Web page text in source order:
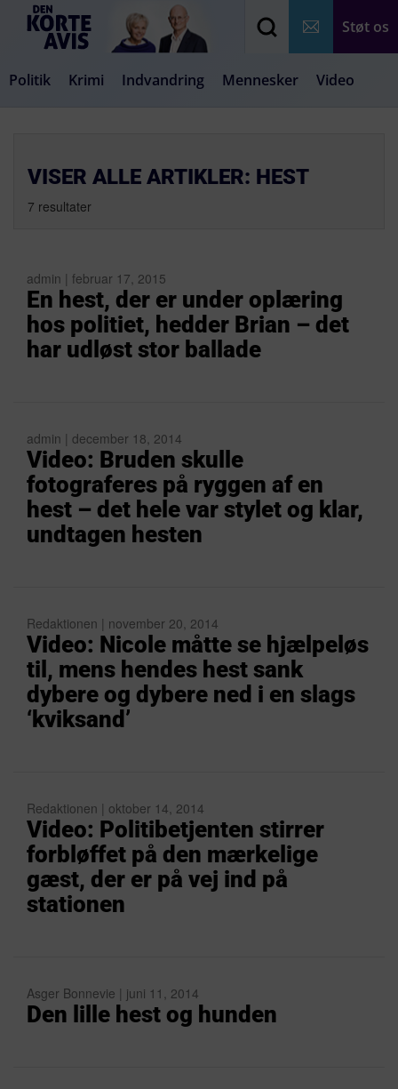
Støt os
Politik Krimi Indvandring Mennesker Video
VISER ALLE ARTIKLER: HEST
7 resultater
admin | februar 17, 2015
En hest, der er under oplæring
hos politiet, hedder Brian – det
har udløst stor ballade
admin | december 18, 2014
Video: Bruden skulle
fotograferes på ryggen af en
hest – det hele var stylet og klar,
undtagen hesten
Redaktionen | november 20, 2014
Video: Nicole måtte se hjælpeløs
til, mens hendes hest sank
dybere og dybere ned i en slags
‘kviksand’
Redaktionen | oktober 14, 2014
Video: Politibetjenten stirrer
forbløffet på den mærkelige
gæst, der er på vej ind på
stationen
Asger Bonnevie | juni 11, 2014
Den lille hest og hunden